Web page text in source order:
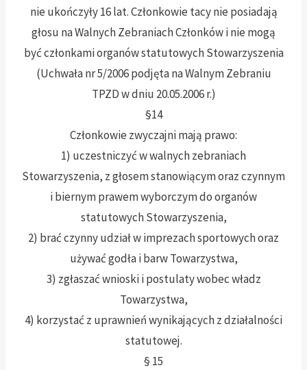
nie ukończyły 16 lat. Członkowie tacy nie posiadają
głosu na Walnych Zebraniach Członków i nie mogą
być członkami organów statutowych Stowarzyszenia
(Uchwała nr 5/2006 podjęta na Walnym Zebraniu
TPZD w dniu 20.05.2006 r.)
§14
Członkowie zwyczajni mają prawo:
1) uczestniczyć w walnych zebraniach
Stowarzyszenia, z głosem stanowiącym oraz czynnym
i biernym prawem wyborczym do organów
statutowych Stowarzyszenia,
2) brać czynny udział w imprezach sportowych oraz
używać godła i barw Towarzystwa,
3) zgłaszać wnioski i postulaty wobec władz
Towarzystwa,
4) korzystać z uprawnień wynikających z działalności
statutowej.
§ 15